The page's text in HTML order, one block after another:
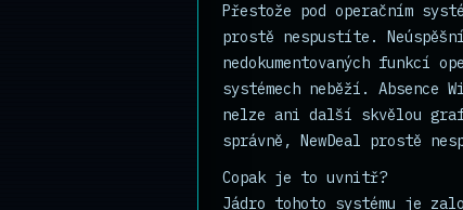
Přestože pod operačním
prostě nespustíte.
nedokumentovaných funkcí
systémech neběží.
nelze ani další skvělou
správně, NewDeal prostě
Copak je to uvnitř?
Jádro tohoto systému je